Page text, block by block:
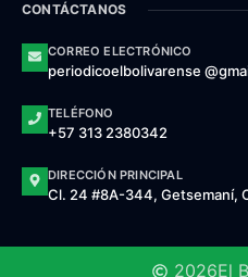
CONTÁCTANOS
CORREO ELECTRÓNICO
periodicoelbolivarense
TELÉFONO
+57 313 2380342
DIRECCIÓN PRINCIPAL
Cl. 24 #8A-344, Getsemaní,
2026El